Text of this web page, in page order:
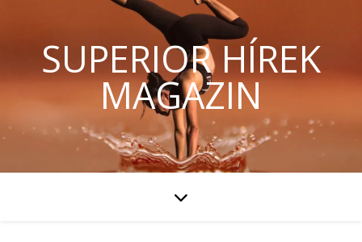
SUPERIOR HÍREK
MAGAZIN